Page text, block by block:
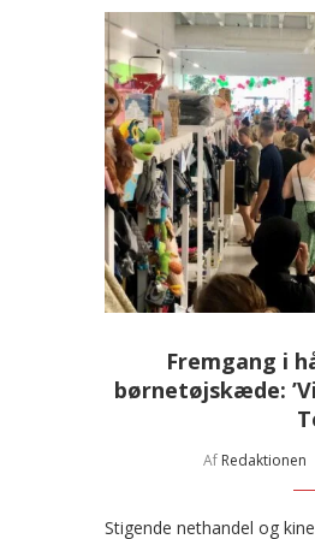
Fremgang i
børnetøjskæde:
Af Redaktionen
Stigende nethandel og